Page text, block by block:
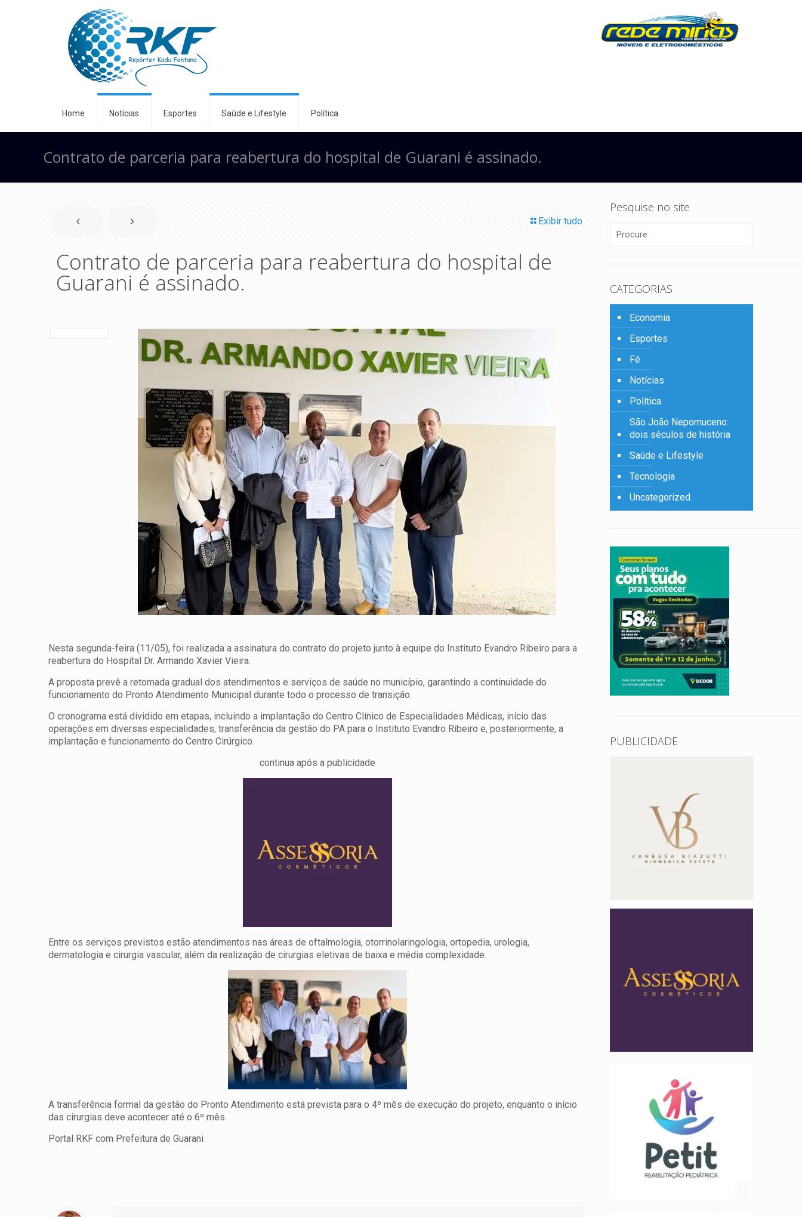
Home Notícias Esportes Saúde e Lifestyle Política
Contrato de parceria para reabertura do hospital de Guarani é assinado.
Exibir tudo
Contrato de parceria para reabertura do hospital de
Guarani é assinado.
Nesta segunda-feira (11/05), foi realizada a assinatura do contrato do projeto junto à equipe do Instituto Evandro Ribeiro para a
reabertura do Hospital Dr. Armando Xavier Vieira.
A proposta prevê a retomada gradual dos atendimentos e serviços de saúde no município, garantindo a continuidade do
funcionamento do Pronto Atendimento Municipal durante todo o processo de transição.
O cronograma está dividido em etapas, incluindo a implantação do Centro Clínico de Especialidades Médicas, início das
operações em diversas especialidades, transferência da gestão do PA para o Instituto Evandro Ribeiro e, posteriormente, a
implantação e funcionamento do Centro Cirúrgico.
continua após a publicidade
Entre os serviços previstos estão atendimentos nas áreas de oftalmologia, otorrinolaringologia, ortopedia, urologia,
dermatologia e cirurgia vascular, além da realização de cirurgias eletivas de baixa e média complexidade.
A transferência formal da gestão do Pronto Atendimento está prevista para o 4º mês de execução do projeto, enquanto o início
das cirurgias deve acontecer até o 6º mês.
Portal RKF com Prefeitura de Guarani
Pesquise no site
CATEGORIAS
Economia
Esportes
Fé
Notícias
Política
São João Nepomuceno:
dois séculos de história
Saúde e Lifestyle
Tecnologia
Uncategorized
PUBLICIDADE